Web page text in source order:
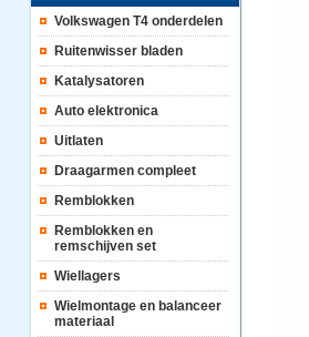
Volkswagen T4 onderdelen
Ruitenwisser bladen
Katalysatoren
Auto elektronica
Uitlaten
Draagarmen compleet
Remblokken
Remblokken en
remschijven set
Wiellagers
Wielmontage en balanceer
materiaal